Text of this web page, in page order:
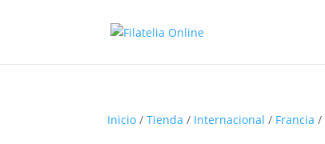
Inicio /Tienda / Internacional / Francia /